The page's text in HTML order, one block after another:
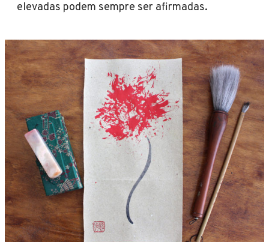
elevadas podem sempre ser afirmadas.